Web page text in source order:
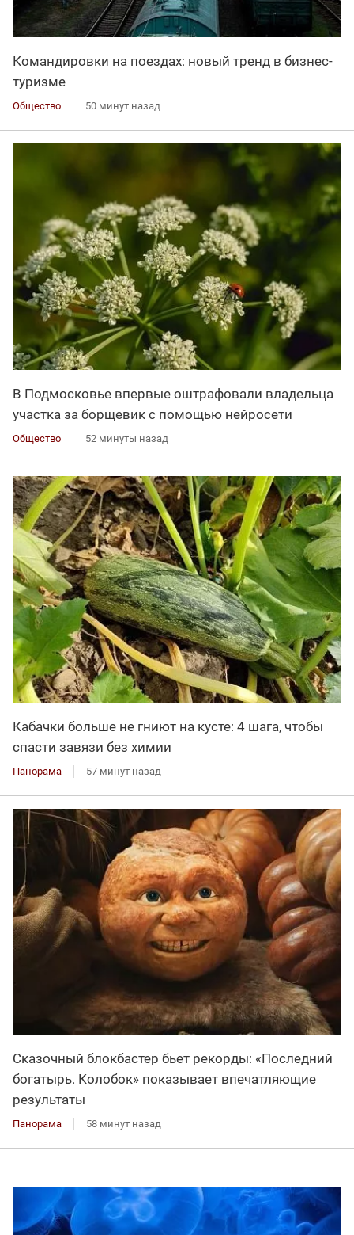
Командировки на поездах: новый тренд в бизнес-
туризме
Общество 50 минут назад
В Подмосковье впервые оштрафовали владельца
участка за борщевик с помощью нейросети
Общество 52 минуты назад
Кабачки больше не гниют на кусте: 4 шага, чтобы
спасти завязи без химии
Панорама 57 минут назад
Сказочный блокбастер бьет рекорды: «Последний
богатырь. Колобок» показывает впечатляющие
результаты
Панорама 58 минут назад